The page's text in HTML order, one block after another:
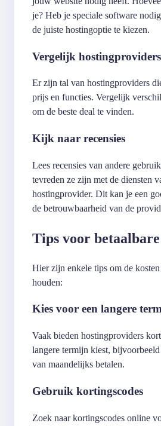
je? Heb je speciale software
de juiste hostingoptie te kiezen.
Vergelijk hostingproviders
Er zijn tal van hostingproviders
prijs en functies. Vergelijk
om de beste deal te vinden.
Kijk naar recensies
Lees recensies van andere
tevreden ze zijn met de diensten
hostingprovider. Dit kan je een
de betrouwbaarheid van de
Tips voor
Hier zijn enkele tips om de
houden:
Kies voor een langere
Vaak bieden hostingproviders
langere termijn kiest,
van maandelijks betalen.
Gebruik kortingscodes
Zoek naar kortingscodes online